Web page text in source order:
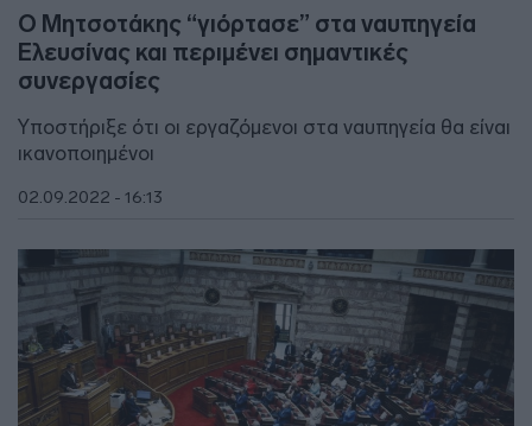
Ο Μητσοτάκης “γιόρτασε” στα ναυπηγεία
Ελευσίνας και περιμένει σημαντικές
συνεργασίες
Υποστήριξε ότι οι εργαζόμενοι στα ναυπηγεία θα είναι
ικανοποιημένοι
02.09.2022 - 16:13